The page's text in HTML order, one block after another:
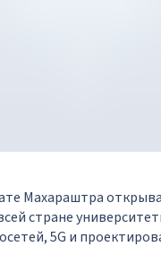
Махараштра
стране
5G и